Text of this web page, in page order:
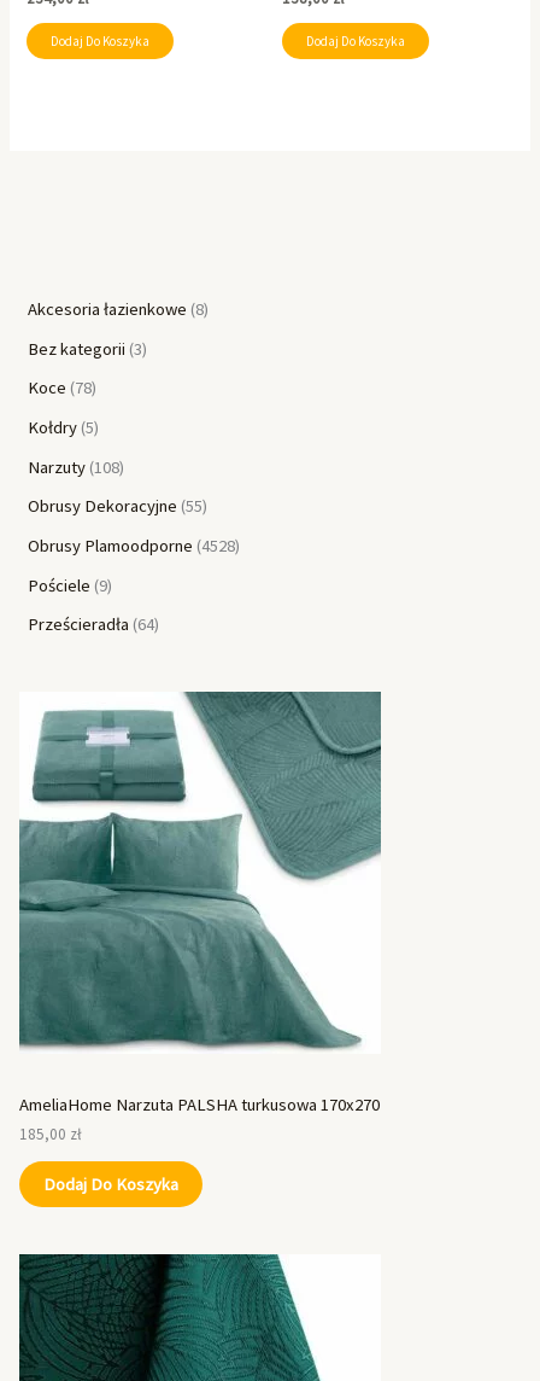
Akcesoria łazienkowe 8
Bez kategorii 3
Koce 78
Kołdry 5
Narzuty 108
Obrusy Dekoracyjne 55
Obrusy Plamoodporne 4528
Pościele 9
Prześcieradła 64
AmeliaHome Narzuta PALSHA turkusowa 170x270
185,00 zł
Dodaj Do Koszyka
Dodaj Do Koszyka Dodaj Do Koszyka